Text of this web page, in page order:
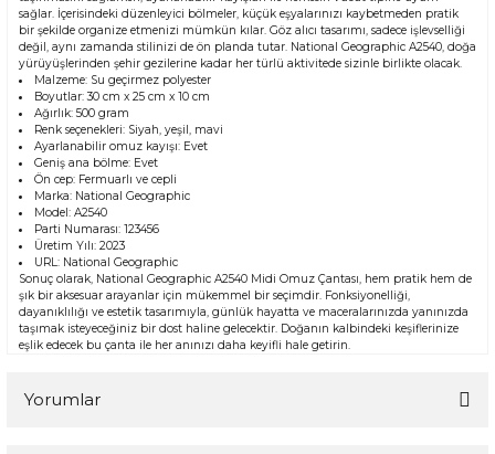
sağlar. İçerisindeki düzenleyici bölmeler, küçük eşyalarınızı kaybetmeden pratik
bir şekilde organize etmenizi mümkün kılar. Göz alıcı tasarımı, sadece işlevselliği
değil, aynı zamanda stilinizi de ön planda tutar. National Geographic A2540, doğa
yürüyüşlerinden şehir gezilerine kadar her türlü aktivitede sizinle birlikte olacak.
Malzeme: Su geçirmez polyester
Boyutlar: 30 cm x 25 cm x 10 cm
Ağırlık: 500 gram
Renk seçenekleri: Siyah, yeşil, mavi
Ayarlanabilir omuz kayışı: Evet
Geniş ana bölme: Evet
Ön cep: Fermuarlı ve cepli
Marka: National Geographic
Model: A2540
Parti Numarası: 123456
Üretim Yılı: 2023
URL: National Geographic
Sonuç olarak, National Geographic A2540 Midi Omuz Çantası, hem pratik hem de
şık bir aksesuar arayanlar için mükemmel bir seçimdir. Fonksiyonelliği,
dayanıklılığı ve estetik tasarımıyla, günlük hayatta ve maceralarınızda yanınızda
taşımak isteyeceğiniz bir dost haline gelecektir. Doğanın kalbindeki keşiflerinize
eşlik edecek bu çanta ile her anınızı daha keyifli hale getirin.
Yorumlar